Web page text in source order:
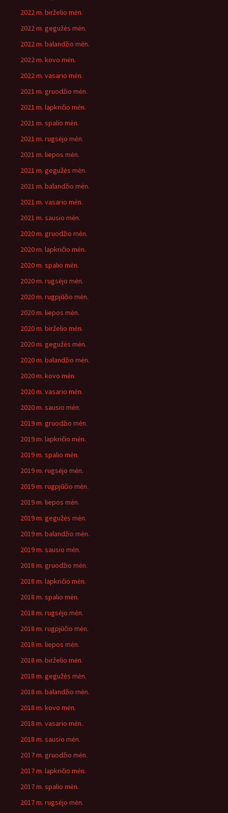
2022 m. birželio mėn.
2022 m. gegužės mėn.
2022 m. balandžio mėn.
2022 m. kovo mėn.
2022 m. vasario mėn.
2021 m. gruodžio mėn.
2021 m. lapkričio mėn.
2021 m. spalio mėn.
2021 m. rugsėjo mėn.
2021 m. liepos mėn.
2021 m. gegužės mėn.
2021 m. balandžio mėn.
2021 m. vasario mėn.
2021 m. sausio mėn.
2020 m. gruodžio mėn.
2020 m. lapkričio mėn.
2020 m. spalio mėn.
2020 m. rugsėjo mėn.
2020 m. rugpjūčio mėn.
2020 m. liepos mėn.
2020 m. birželio mėn.
2020 m. gegužės mėn.
2020 m. balandžio mėn.
2020 m. kovo mėn.
2020 m. vasario mėn.
2020 m. sausio mėn.
2019 m. gruodžio mėn.
2019 m. lapkričio mėn.
2019 m. spalio mėn.
2019 m. rugsėjo mėn.
2019 m. rugpjūčio mėn.
2019 m. liepos mėn.
2019 m. gegužės mėn.
2019 m. balandžio mėn.
2019 m. sausio mėn.
2018 m. gruodžio mėn.
2018 m. lapkričio mėn.
2018 m. spalio mėn.
2018 m. rugsėjo mėn.
2018 m. rugpjūčio mėn.
2018 m. liepos mėn.
2018 m. birželio mėn.
2018 m. gegužės mėn.
2018 m. balandžio mėn.
2018 m. kovo mėn.
2018 m. vasario mėn.
2018 m. sausio mėn.
2017 m. gruodžio mėn.
2017 m. lapkričio mėn.
2017 m. spalio mėn.
2017 m. rugsėjo mėn.